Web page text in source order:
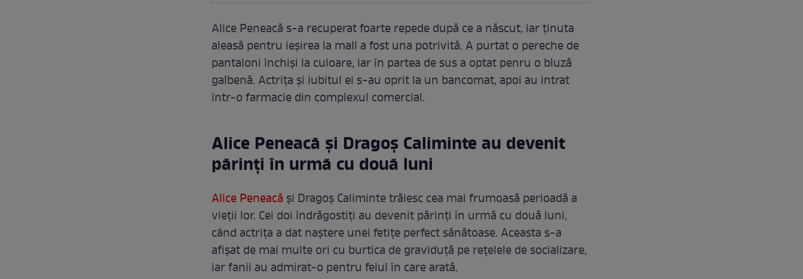
Alice Peneacă s-a recuperat foarte repede după ce a născut, iar ținuta
aleasă pentru ieșirea la mall a fost una potrivită. A purtat o pereche de
pantaloni închiși la culoare, iar în partea de sus a optat penru o bluză
galbenă. Actrița și iubitul ei s-au oprit la un bancomat, apoi au intrat
într-o farmacie din complexul comercial.
Alice Peneacă și Dragoș Caliminte au devenit
părinți în urmă cu două luni
Alice Peneacă și Dragoș Caliminte trăiesc cea mai frumoasă perioadă a
vieții lor. Cei doi îndrăgostiți au devenit părinți în urmă cu două luni,
când actrița a dat naștere unei fetițe perfect sănătoase. Aceasta s-a
afișat de mai multe ori cu burtica de graviduță pe rețelele de socializare,
iar fanii au admirat-o pentru felul în care arată.